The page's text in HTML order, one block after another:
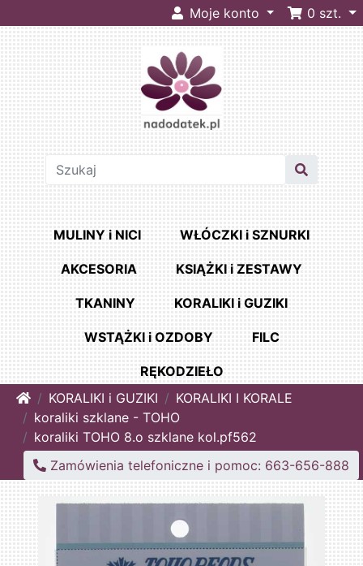
Moje konto 0 szt.
MULINY i NICI WŁÓCZKI i SZNURKI
AKCESORIA KSIĄŻKI i ZESTAWY
TKANINY KORALIKI i GUZIKI
WSTĄŻKI i OZDOBY FILC
RĘKODZIEŁO
HomeKORALIKI i GUZIKI
KORALIKI I KORALE
koraliki szklane - TOHO
koraliki TOHO 8.o szklane kol.pf562
Zamówienia telefoniczne i pomoc: 663-656-888